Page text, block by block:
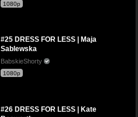
1080p
#25 DRESS FOR LESS | Maja
Sablewska
BabskieShorty
1080p
#26 DRESS FOR LESS | Kate